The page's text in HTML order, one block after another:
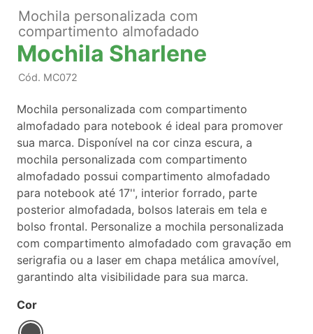
Mochila personalizada com
compartimento almofadado
Mochila Sharlene
Cód. MC072
Mochila personalizada com compartimento
almofadado para notebook é ideal para promover
sua marca. Disponível na cor cinza escura, a
mochila personalizada com compartimento
almofadado possui compartimento almofadado
para notebook até 17'', interior forrado, parte
posterior almofadada, bolsos laterais em tela e
bolso frontal. Personalize a mochila personalizada
com compartimento almofadado com gravação em
serigrafia ou a laser em chapa metálica amovível,
garantindo alta visibilidade para sua marca.
Cor